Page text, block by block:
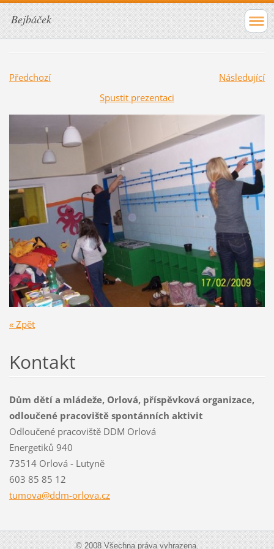
Bejbáček
Předchozí
Následující
Spustit prezentaci
« Zpět
Kontakt
Dům dětí a mládeže, Orlová, příspěvková organizace,
odloučené pracoviště spontánních aktivit
Odloučené pracoviště DDM Orlová
Energetiků 940
73514 Orlová - Lutyně
603 85 85 12
tumova@ddm-orlova.cz
© 2008 Všechna práva vyhrazena.